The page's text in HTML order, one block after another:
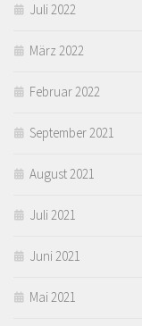
Juli 2022
März 2022
Februar 2022
September 2021
August 2021
Juli 2021
Juni 2021
Mai 2021